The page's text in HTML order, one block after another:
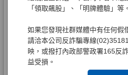
「領取飆股」、「明牌體驗」等。
如果您發現社群媒體中有任何假
請洽本公司反詐騙專線
映，或撥打內政部警政署165反
益受損。